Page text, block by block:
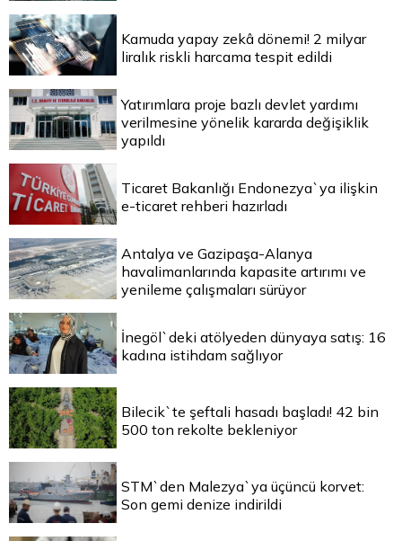
Kamuda yapay zekâ dönemi! 2 milyar
liralık riskli harcama tespit edildi
Yatırımlara proje bazlı devlet yardımı
verilmesine yönelik kararda değişiklik
yapıldı
Ticaret Bakanlığı Endonezya`ya ilişkin
e-ticaret rehberi hazırladı
Antalya ve Gazipaşa-Alanya
havalimanlarında kapasite artırımı ve
yenileme çalışmaları sürüyor
İnegöl`deki atölyeden dünyaya satış: 16
kadına istihdam sağlıyor
Bilecik`te şeftali hasadı başladı! 42 bin
500 ton rekolte bekleniyor
STM`den Malezya`ya üçüncü korvet:
Son gemi denize indirildi